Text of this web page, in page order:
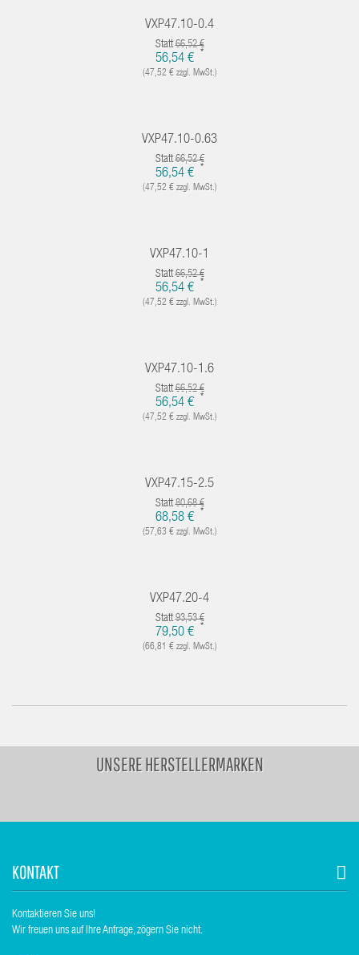
VXP47.10-0.4
Statt66,52 €
56,54 € *
(47,52 € zzgl. MwSt.)
VXP47.10-0.63
Statt66,52 €
56,54 € *
(47,52 € zzgl. MwSt.)
VXP47.10-1
Statt66,52 €
56,54 € *
(47,52 € zzgl. MwSt.)
VXP47.10-1.6
Statt66,52 €
56,54 € *
(47,52 € zzgl. MwSt.)
VXP47.15-2.5
Statt80,68 €
68,58 € *
(57,63 € zzgl. MwSt.)
VXP47.20-4
Statt93,53 €
79,50 € *
(66,81 € zzgl. MwSt.)
UNSERE HERSTELLERMARKEN
KONTAKT
Kontaktieren Sie uns!
Wir freuen uns auf Ihre Anfrage, zögern Sie nicht.